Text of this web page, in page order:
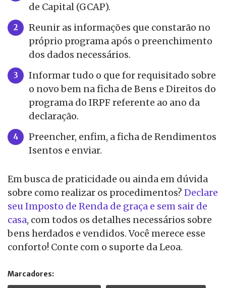
de Capital (GCAP).
Reunir as informações que constarão no
próprio programa após o preenchimento
dos dados necessários.
Informar tudo o que for requisitado sobre
o novo bem na ficha de Bens e Direitos do
programa do IRPF referente ao ano da
declaração.
Preencher, enfim, a ficha de Rendimentos
Isentos e enviar.
Em busca de praticidade ou ainda em dúvida
sobre como realizar os procedimentos? Declare
seu Imposto de Renda de graça e sem sair de
casa, com todos os detalhes necessários sobre
bens herdados e vendidos. Você merece esse
conforto! Conte com o suporte da Leoa.
Marcadores: